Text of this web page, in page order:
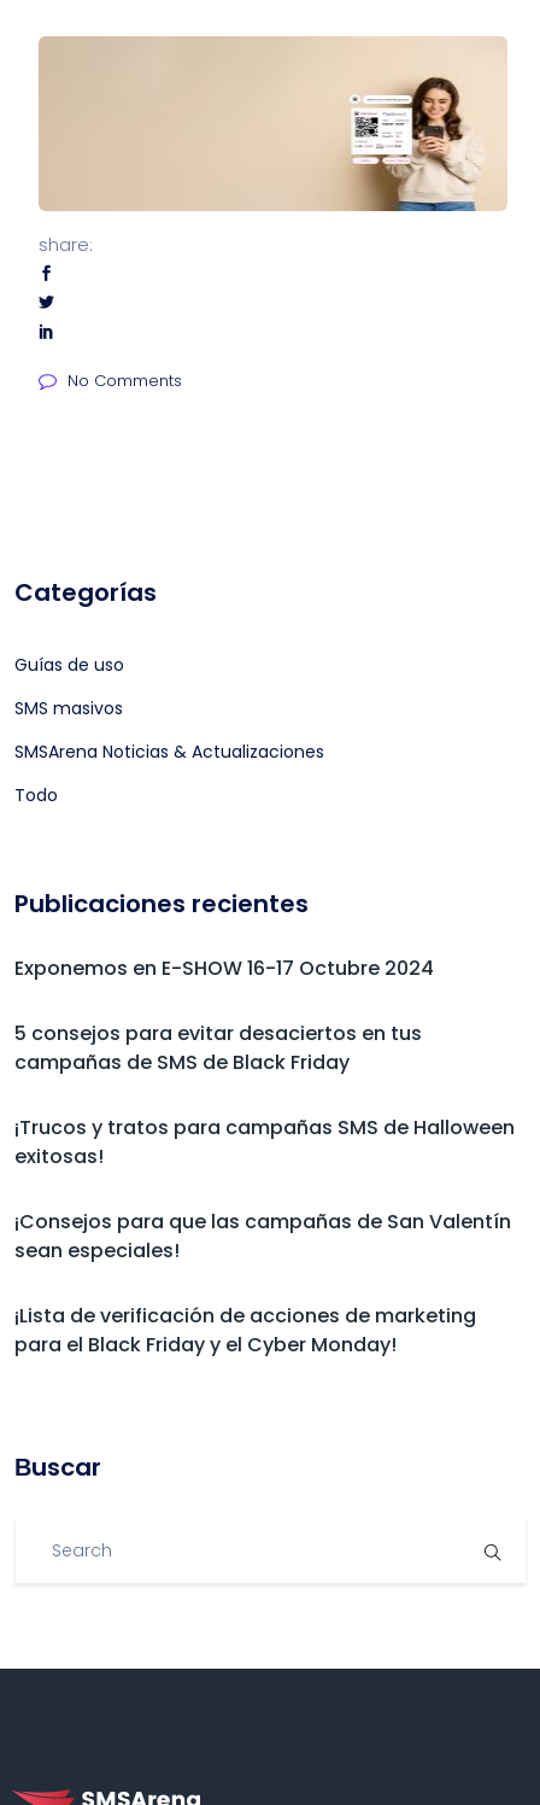
share:
No Comments
Categorías
Guías de uso
SMS masivos
SMSArena Noticias & Actualizaciones
Todo
Publicaciones recientes
Exponemos en E-SHOW 16-17 Octubre 2024
5 consejos para evitar desaciertos en tus
campañas de SMS de Black Friday
¡Trucos y tratos para campañas SMS de Halloween
exitosas!
¡Consejos para que las campañas de San Valentín
sean especiales!
¡Lista de verificación de acciones de marketing
para el Black Friday y el Cyber Monday!
Βuscar